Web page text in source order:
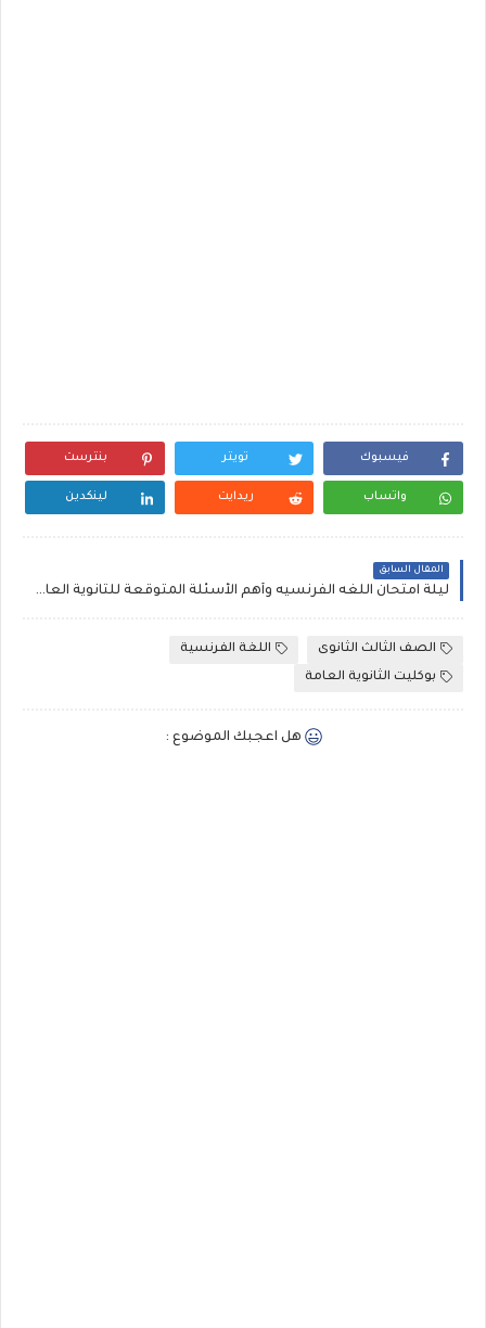
فيسبوك تويتر بنترست
واتساب ريدايت لينكدين
المقال السابق
ليلة امتحان اللغه الفرنسيه وأهم الأسئلة المتوقعة للثانوية العامة 2020 لمسيو هانى بيير
الصف الثالث الثانوى
اللغة الفرنسية
بوكليت الثانوية العامة
هل اعجبك الموضوع :